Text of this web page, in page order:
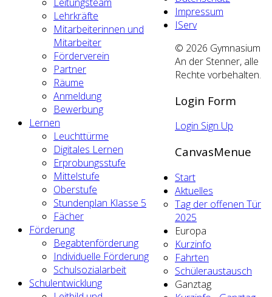
Lehrkräfte
Mitarbeiterinnen und
Mitarbeiter
Förderverein
Partner
Räume
Anmeldung
Bewerbung
Lernen
Leuchttürme
Digitales Lernen
Erprobungsstufe
Mittelstufe
Oberstufe
Stundenplan Klasse 5
Fächer
Förderung
Begabtenförderung
Individuelle Förderung
Schulsozialarbeit
Schulentwicklung
Impressum
IServ
© 2026 Gymnasium
An der Stenner, alle
Rechte vorbehalten.
Login Form
Login Sign Up
CanvasMenue
Start
Aktuelles
Tag der offenen Tür
2025
Europa
Kurzinfo
Fahrten
Schüleraustausch
Ganztag